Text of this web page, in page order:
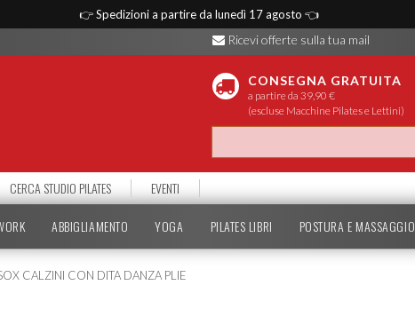
👉Spedizioni a partire da lunedì 17 agosto 👈
Ricevi offerte sulla tua mail
CONSEGNA GRATUITA
a partire da 39,90 €
(escluse Macchine Pilates e Lettini)
CERCA STUDIO PILATES EVENTI
ABBIGLIAMENTO YOGA PILATES LIBRI POSTURA E MASSAGGIO
CALZINI CON DITA DANZA PLIE